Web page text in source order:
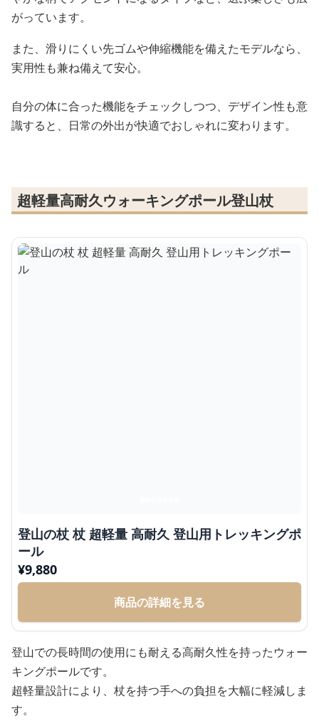
がっています。
また、滑りにくい先ゴムや伸縮機能を備えたモデルなら、
実用性も兼ね備えて安心。
自分の体に合った機能をチェックしつつ、デザイン性も意
識すると、日常の外出が快適でおしゃれに変わります。
超軽量高耐久ウォーキングポール登山杖
登山の杖 杖 超軽量 高耐久 登山用トレッキングポ
ール
¥9,880
商品の詳細を見る
登山での長時間の使用にも耐える高耐久性を持ったウォー
キングポールです。
超軽量設計により、杖を持つ手への負担を大幅に軽減しま
す。